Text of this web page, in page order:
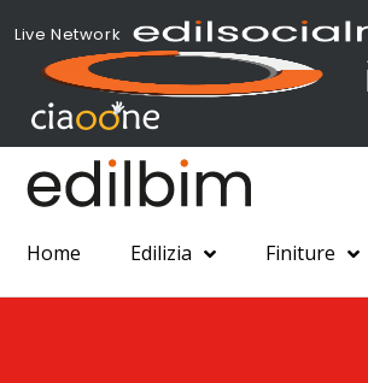
Live Network
Home Edilizia Finiture